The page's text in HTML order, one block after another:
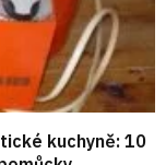
kuchyně: 10